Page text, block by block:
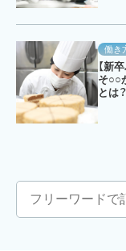
働き
【新
そ○○
とは？